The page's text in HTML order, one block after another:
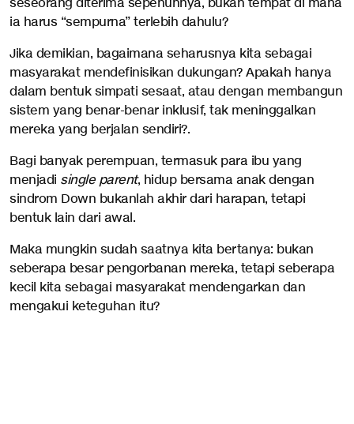
seseorang diterima sepenuhnya, bukan tempat di mana
ia harus “sempurna” terlebih dahulu?
Jika demikian, bagaimana seharusnya kita sebagai
masyarakat mendefinisikan dukungan? Apakah hanya
dalam bentuk simpati sesaat, atau dengan membangun
sistem yang benar-benar inklusif, tak meninggalkan
mereka yang berjalan sendiri?.
Bagi banyak perempuan, termasuk para ibu yang
menjadi single parent, hidup bersama anak dengan
sindrom Down bukanlah akhir dari harapan, tetapi
bentuk lain dari awal.
Maka mungkin sudah saatnya kita bertanya: bukan
seberapa besar pengorbanan mereka, tetapi seberapa
kecil kita sebagai masyarakat mendengarkan dan
mengakui keteguhan itu?